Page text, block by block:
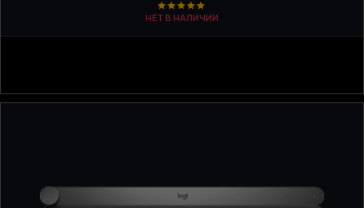
НЕТ В НАЛИЧИИ